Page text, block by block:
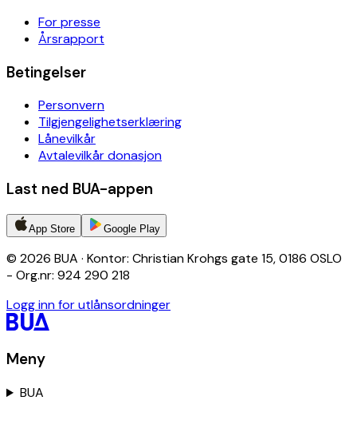
For presse
Årsrapport
Betingelser
Personvern
Tilgjengelighetserklæring
Lånevilkår
Avtalevilkår donasjon
Last ned BUA-appen
App Store Google Play
© 2026 BUA · Kontor: Christian Krohgs gate 15, 0186 OSLO
- Org.nr: 924 290 218
Logg inn for utlånsordninger
Meny
BUA